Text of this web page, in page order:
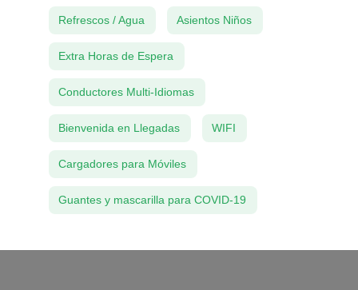
Refrescos / Agua Asientos Niños
Extra Horas de Espera
Conductores Multi-Idiomas
Bienvenida en Llegadas WIFI
Cargadores para Móviles
Guantes y mascarilla para COVID-19